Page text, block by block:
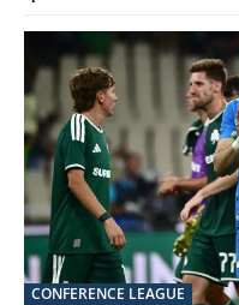
CONFERENCE LEAGUE